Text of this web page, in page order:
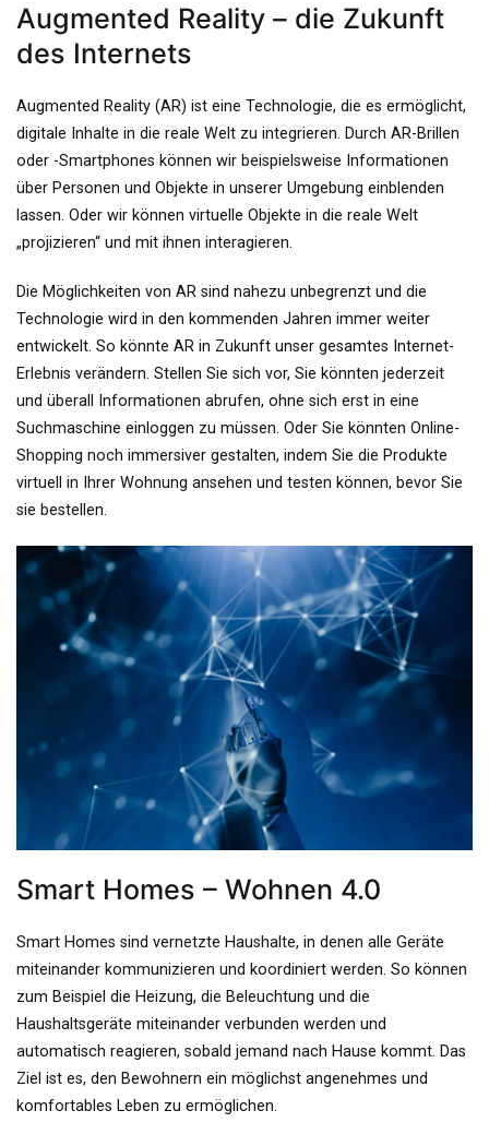
Augmented Reality – die Zukunft
des Internets
Augmented Reality (AR) ist eine Technologie, die es ermöglicht,
digitale Inhalte in die reale Welt zu integrieren. Durch AR-Brillen
oder -Smartphones können wir beispielsweise Informationen
über Personen und Objekte in unserer Umgebung einblenden
lassen. Oder wir können virtuelle Objekte in die reale Welt
„projizieren“ und mit ihnen interagieren.
Die Möglichkeiten von AR sind nahezu unbegrenzt und die
Technologie wird in den kommenden Jahren immer weiter
entwickelt. So könnte AR in Zukunft unser gesamtes Internet-
Erlebnis verändern. Stellen Sie sich vor, Sie könnten jederzeit
und überall Informationen abrufen, ohne sich erst in eine
Suchmaschine einloggen zu müssen. Oder Sie könnten Online-
Shopping noch immersiver gestalten, indem Sie die Produkte
virtuell in Ihrer Wohnung ansehen und testen können, bevor Sie
sie bestellen.
Smart Homes – Wohnen 4.0
Smart Homes sind vernetzte Haushalte, in denen alle Geräte
miteinander kommunizieren und koordiniert werden. So können
zum Beispiel die Heizung, die Beleuchtung und die
Haushaltsgeräte miteinander verbunden werden und
automatisch reagieren, sobald jemand nach Hause kommt. Das
Ziel ist es, den Bewohnern ein möglichst angenehmes und
komfortables Leben zu ermöglichen.